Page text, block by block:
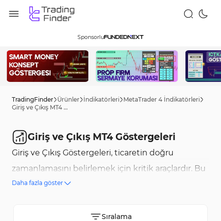
Sponsorlu
TradingFinder Ürünler İndikatörleri MetaTrader 4 İndikatörleri
Giriş ve Çıkış MT4 Göstergeleri
Giriş ve Çıkış MT4 Göstergeleri
Giriş ve Çıkış Göstergeleri, ticaretin doğru
zamanlamasını belirlemek için kritik araçlardır. Bu
araçlar, fiyat ve hacim verilerinin birleşik analizini
tespit eder. Bu kategorideki anahtar göstergeler
Daha fazla göster
Sıralama